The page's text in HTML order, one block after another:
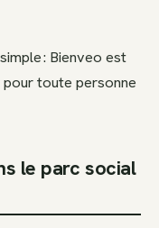
: Bienveo est
pour toute personne
le parc social